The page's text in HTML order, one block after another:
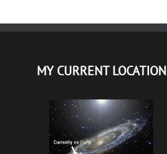
MY CURRENT LOCATION